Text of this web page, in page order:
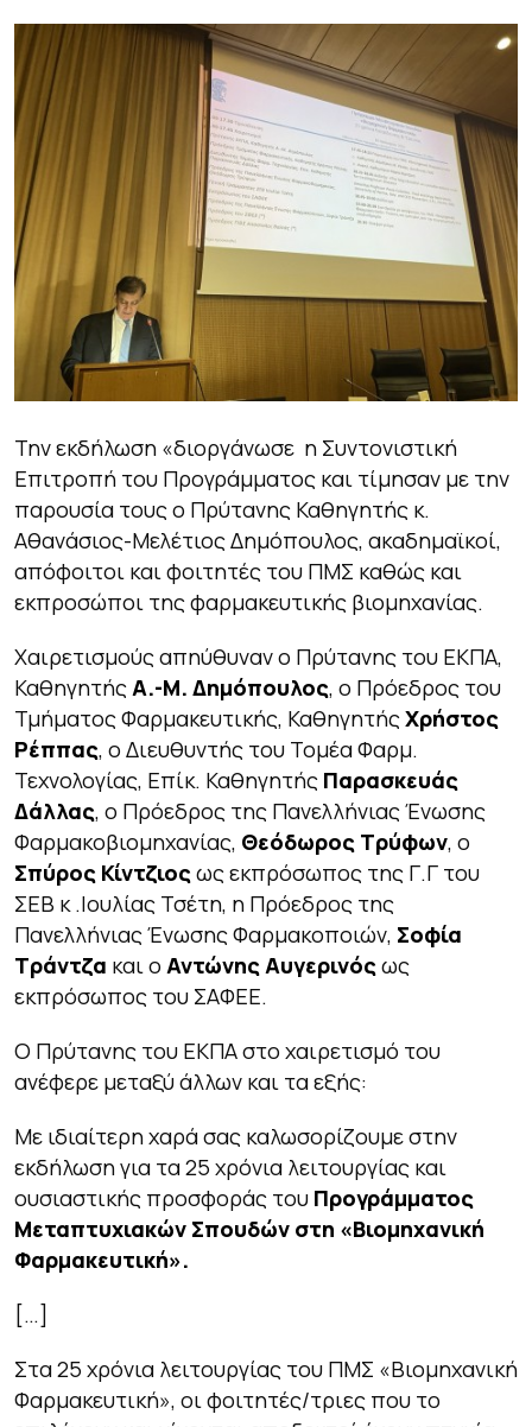
Την εκδήλωση «διοργάνωσε η Συντονιστική
Επιτροπή του Προγράμματος και τίμησαν με την
παρουσία τους ο Πρύτανης Καθηγητής κ.
Αθανάσιος-Μελέτιος Δημόπουλος, ακαδημαϊκοί,
απόφοιτοι και φοιτητές του ΠΜΣ καθώς και
εκπροσώποι της φαρμακευτικής βιομηχανίας.
Χαιρετισμούς απηύθυναν ο Πρύτανης του ΕΚΠΑ,
ΚαθηγητήςΑ.-Μ. Δημόπουλος, ο Πρόεδρος του
Τμήματος Φαρμακευτικής, ΚαθηγητήςΧρήστος
Ρέππας, o Διευθυντής του Τομέα Φαρμ.
Τεχνολογίας, Επίκ. Καθηγητής Παρασκευάς
Δάλλας, o Πρόεδρος της Πανελλήνιας Ένωσης
Φαρμακοβιομηχανίας, Θεόδωρος Τρύφων, ο
Σπύρος Κίντζιος ως εκπρόσωπος της Γ.Γ του
ΣΕΒ κ .Ιουλίας Τσέτη, η Πρόεδρος της
Πανελλήνιας Ένωσης Φαρμακοποιών, Σοφία
Τράντζα και ο Αντώνης Αυγερινός ως
εκπρόσωπος του ΣΑΦΕΕ.
Ο Πρύτανης του ΕΚΠΑ στο χαιρετισμό του
ανέφερε μεταξύ άλλων και τα εξής:
Με ιδιαίτερη χαρά σας καλωσορίζουμε στην
εκδήλωση για τα 25 χρόνια λειτουργίας και
ουσιαστικής προσφοράς του Προγράμματος
Μεταπτυχιακών Σπουδών στη «Βιομηχανική
Φαρμακευτική».
[…]
Στα 25 χρόνια λειτουργίας του ΠΜΣ «Βιομηχανική
Φαρμακευτική», οι φοιτητές/τριες που το